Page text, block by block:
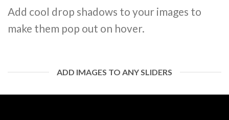
Add cool drop shadows to your images to
make them pop out on hover.
ADD IMAGES TO ANY SLIDERS